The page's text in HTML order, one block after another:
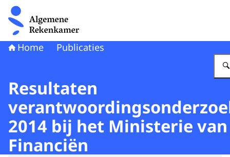
Naar de homepage van Algemene Rekenkamer
Home Publicaties
Resultaten
2014 bij het Ministerie van
Financiën